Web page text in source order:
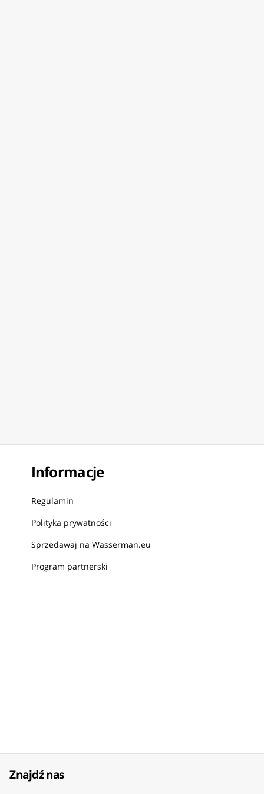
Informacje
Regulamin
Polityka prywatności
Sprzedawaj na Wasserman.eu
Program partnerski
Znajdź nas